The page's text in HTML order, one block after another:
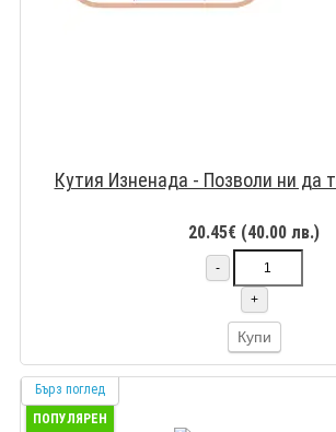
Кутия Изненада - Позволи ни да
20.45€ (40.00 лв.)
-
+
Купи
Бърз поглед
ПОПУЛЯРЕН